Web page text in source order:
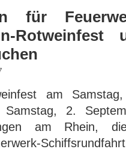
für
Rotweinfest
am
Samstag, 2.
am Rhein,